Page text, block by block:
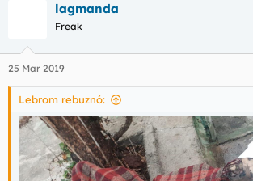
e
s
lagmanda
Freak
25 Mar 2019
Lebrom rebuznó: